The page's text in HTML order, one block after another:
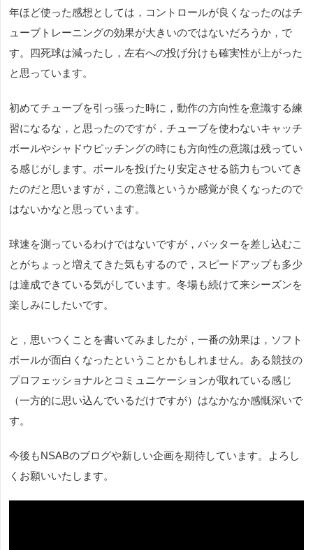
年ほど使った感想としては，コントロールが良くなったのはチ
ューブトレーニングの効果が大きいのではないだろうか，で
す。四死球は減ったし，左右への投げ分けも確実性が上がった
と思っています。
初めてチューブを引っ張った時に，動作の方向性を意識する練
習になるな，と思ったのですが，チューブを使わないキャッチ
ボールやシャドウピッチングの時にも方向性の意識は残ってい
る感じがします。ボールを投げたり安定させる筋力もついてき
たのだと思いますが，この意識というか感覚が良くなったので
はないかなと思っています。
球速を測っているわけではないですが，バッターを差し込むこ
とがちょっと増えてきた気もするので，スピードアップも多少
は達成できている気がしています。冬場も続けて来シーズンを
楽しみにしたいです。
と，思いつくことを書いてみましたが，一番の効果は，ソフト
ボールが面白くなったということかもしれません。ある競技の
プロフェッショナルとコミュニケーションが取れている感じ
（一方的に思い込んでいるだけですが）はなかなか感慨深いで
す。
今後もNSABのブログや新しい企画を期待しています。よろし
くお願いいたします。